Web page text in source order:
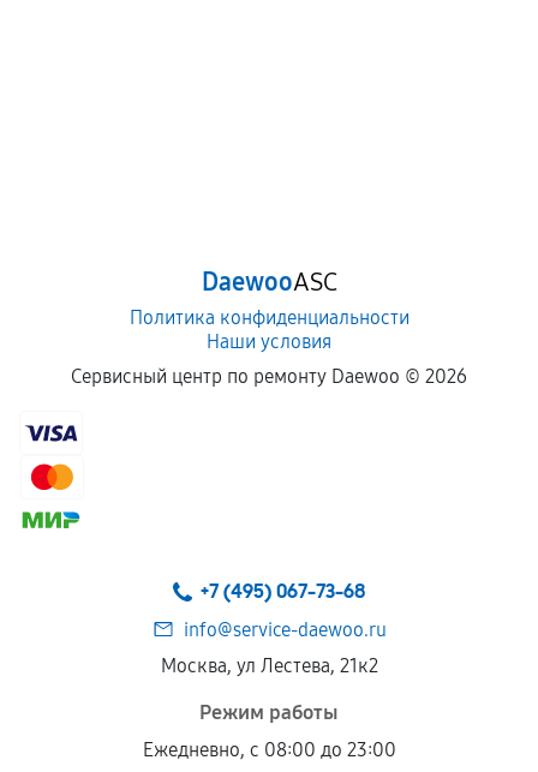
DaewooASC
Политика конфиденциальности
Наши условия
Сервисный центр по ремонту Daewoo © 2026
+7 (495) 067-73-68
info@service-daewoo.ru
Москва, ул Лестева, 21к2
Режим работы
Ежедневно, с 08:00 до 23:00